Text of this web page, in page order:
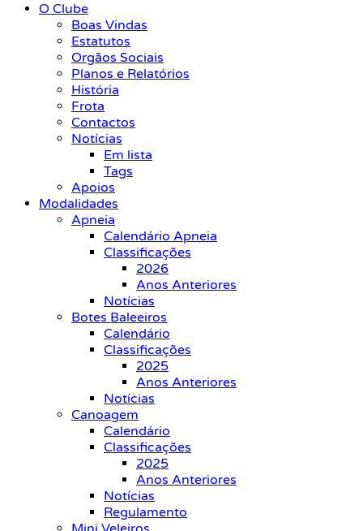
O Clube
Boas Vindas
Estatutos
Orgãos Sociais
Planos e Relatórios
História
Frota
Contactos
Notícias
Em lista
Tags
Apoios
Modalidades
Apneia
Calendário Apneia
Classificações
2026
Anos Anteriores
Notícias
Botes Baleeiros
Calendário
Classificações
2025
Anos Anteriores
Notícias
Canoagem
Calendário
Classificações
2025
Anos Anteriores
Notícias
Regulamento